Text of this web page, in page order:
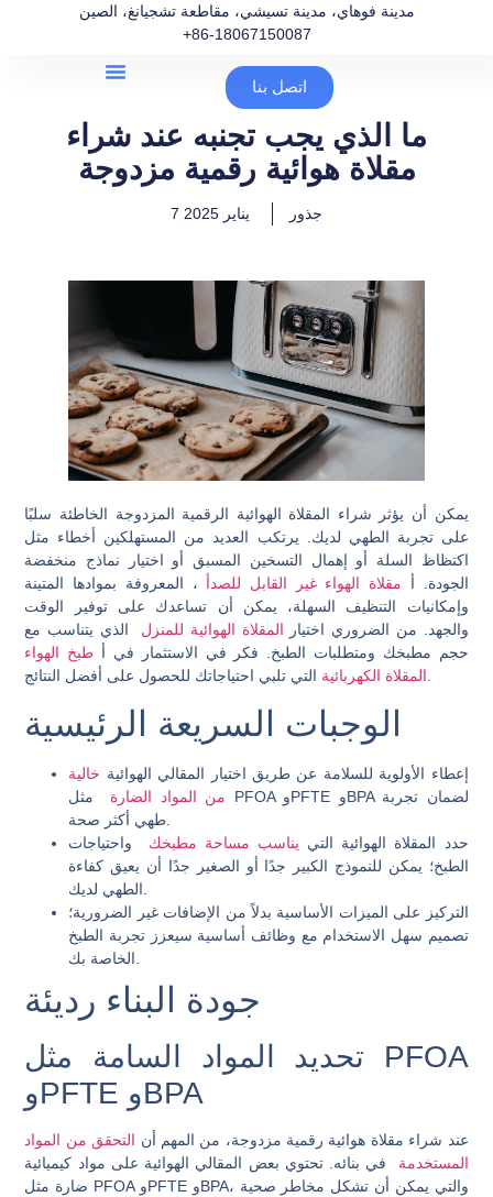
مدينة فوهاي، مدينة تسيشي، مقاطعة تشجيانغ، الصين
+86-18067150087
اتصل بنا
ما الذي يجب تجنبه عند شراء
مقلاة هوائية رقمية مزدوجة
جذور
يمكن أن يؤثر شراء المقلاة الهوائية الرقمية المزدوجة الخاطئة سلبًا
على تجربة الطهي لديك. يرتكب العديد من المستهلكين أخطاء مثل
اكتظاظ السلة أو إهمال التسخين المسبق أو اختيار نماذج منخفضة
الجودة. أ مقلاة الهواء غير القابل للصدأ ، المعروفة بموادها المتينة
وإمكانيات التنظيف السهلة، يمكن أن تساعدك على توفير الوقت
والجهد. من الضروري اختيار المقلاة الهوائية للمنزل
الذي يتناسب مع
حجم مطبخك ومتطلبات الطبخ. فكر في الاستثمار في أ طبخ الهواء
المقلاة الكهربائية
الوجبات السريعة الرئيسية
إعطاء الأولوية للسلامة عن طريق اختيار المقالي الهوائية خالية
من المواد الضارة
مثل PFOA وPFTE وBPA لضمان تجربة
حدد المقلاة الهوائية التي يناسب مساحة مطبخك
واحتياجات
الطبخ؛ يمكن للنموذج الكبير جدًا أو الصغير جدًا أن يعيق كفاءة
التركيز على الميزات الأساسية بدلاً من الإضافات غير الضرورية؛
تصميم سهل الاستخدام مع وظائف أساسية سيعزز تجربة الطبخ
جودة البناء رديئة
تحديد المواد السامة مثل PFOA
وPFTE وBPA
عند شراء مقلاة هوائية رقمية مزدوجة، من المهم أن التحقق من المواد
المستخدمة
في بنائه. تحتوي بعض المقالي الهوائية على مواد كيميائية
ضارة مثل PFOA وPFTE وBPA، والتي يمكن أن تشكل مخاطر صحية